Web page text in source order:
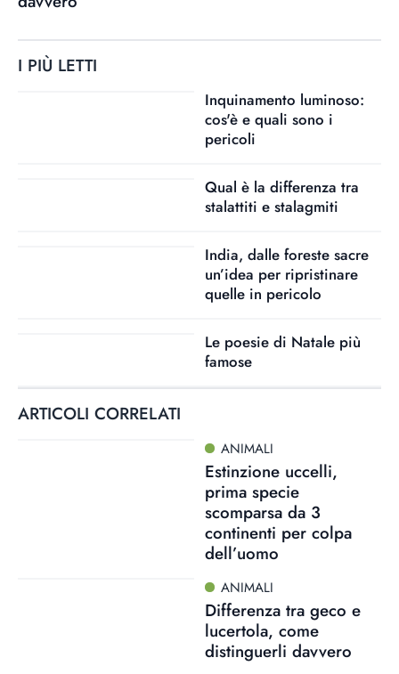
I PIÙ LETTI
Inquinamento luminoso:
cos'è e quali sono i
pericoli
Qual è la differenza tra
stalattiti e stalagmiti
India, dalle foreste sacre
un’idea per ripristinare
quelle in pericolo
Le poesie di Natale più
famose
ARTICOLI CORRELATI
ANIMALI
Estinzione uccelli,
prima specie
scomparsa da 3
continenti per colpa
dell’uomo
ANIMALI
Differenza tra geco e
lucertola, come
distinguerli davvero